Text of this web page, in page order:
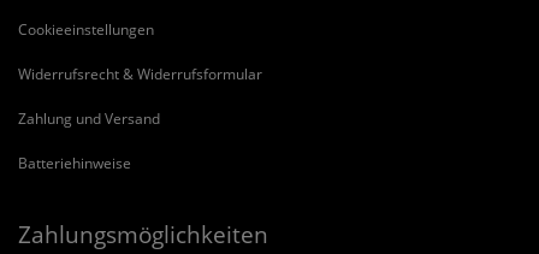
Cookieeinstellungen
Widerrufsrecht & Widerrufsformular
Zahlung und Versand
Batteriehinweise
Zahlungsmöglichkeiten